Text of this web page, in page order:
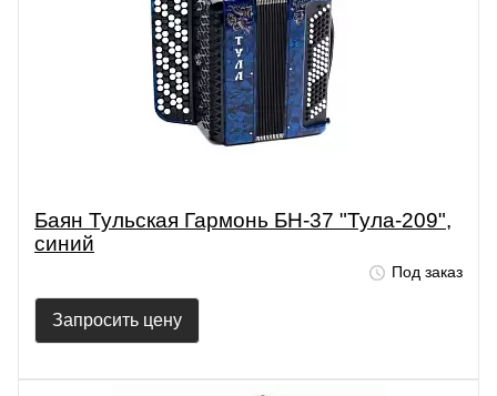
Баян Тульская Гармонь БН-37 "Тула-209",
синий
Под заказ
Запросить цену